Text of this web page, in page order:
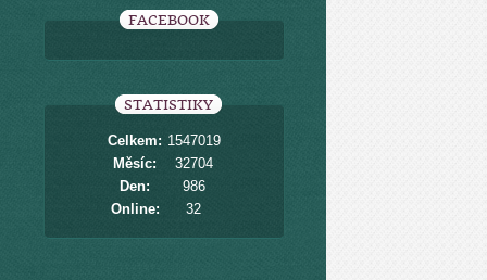
FACEBOOK
STATISTIKY
Online: 32
Celkem: 1547019
Měsíc:
32704
Den:
986